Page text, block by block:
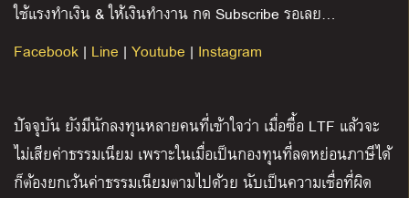
ใช้แรงทำเงิน & ให้เงินทำงาน กด Subscribe รอเลย…
Facebook | Line | Youtube | Instagram
ปัจจุบัน ยังมีนักลงทุนหลายคนที่เข้าใจว่า เมื่อซื้อ LTF แล้วจะ
ไม่เสียค่าธรรมเนียม เพราะในเมื่อเป็นกองทุนที่ลดหย่อนภาษีได้
ก็ต้องยกเว้นค่าธรรมเนียมตามไปด้วย นับเป็นความเชื่อที่ผิด